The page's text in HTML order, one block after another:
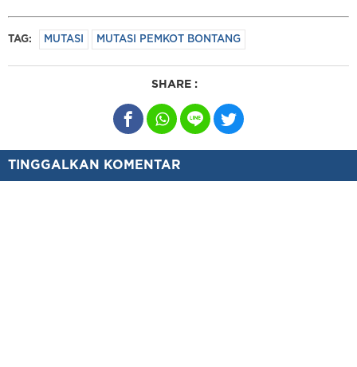
TAG: MUTASI MUTASI PEMKOT BONTANG
SHARE :
TINGGALKAN KOMENTAR